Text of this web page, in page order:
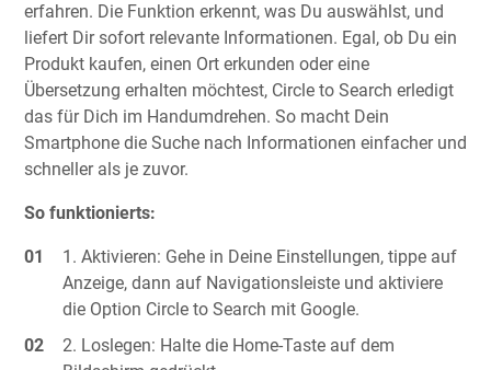
erfahren. Die Funktion erkennt, was Du auswählst, und
liefert Dir sofort relevante Informationen. Egal, ob Du ein
Produkt kaufen, einen Ort erkunden oder eine
Übersetzung erhalten möchtest, Circle to Search erledigt
das für Dich im Handumdrehen. So macht Dein
Smartphone die Suche nach Informationen einfacher und
schneller als je zuvor.
So funktionierts:
Aktivieren: Gehe in Deine Einstellungen, tippe auf
Anzeige, dann auf Navigationsleiste und aktiviere
die Option Circle to Search mit Google.
Loslegen: Halte die Home-Taste auf dem